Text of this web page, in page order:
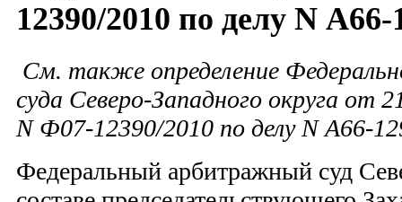
12390/2010 по делу N А66-
См. также определение
суда Северо-Западного округа от
N Ф07-12390/2010 по делу N А66-
Федеральный арбитражный суд